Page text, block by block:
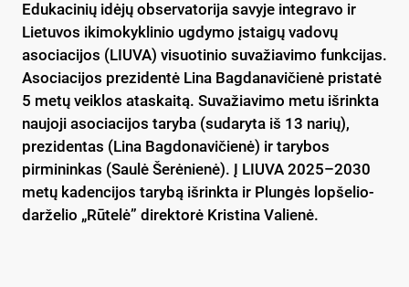
Edukacinių idėjų observatorija savyje integravo ir
Lietuvos ikimokyklinio ugdymo įstaigų vadovų
asociacijos (LIUVA) visuotinio suvažiavimo funkcijas.
Asociacijos prezidentė Lina Bagdanavičienė pristatė
5 metų veiklos ataskaitą. Suvažiavimo metu išrinkta
naujoji asociacijos taryba (sudaryta iš 13 narių),
prezidentas (Lina Bagdonavičienė) ir tarybos
pirmininkas (Saulė Šerėnienė). Į LIUVA 2025–2030
metų kadencijos tarybą išrinkta ir Plungės lopšelio-
darželio „Rūtelė” direktorė Kristina Valienė.